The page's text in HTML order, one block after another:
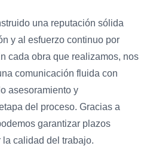
una reputación sólida
y al esfuerzo continuo por
cada obra que realizamos, nos
comunicación fluida con
asesoramiento y
del proceso. Gracias a
garantizar plazos
calidad del trabajo.